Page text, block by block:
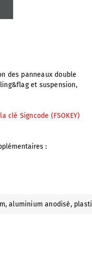
la quantité
des panneaux double
et suspension,
clé Signcode (FSOKEY)
:
, aluminium anodisé,